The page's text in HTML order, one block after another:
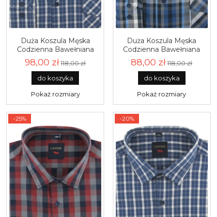
Duża Koszula Męska
Codzienna Bawełniana
Casual niebieska w kratkę
z długim rękawem Duże
rozmiary Laviino J534
98,00 zł 118,00 zł
do koszyka
Pokaż rozmiary
Duża Koszula Męska
Codzienna Bawełniana
Casual granatowa w
kratkę z długim rękawem
Duże rozmiary Laviino
J533
88,00 zł118,00 zł
do koszyka
Pokaż rozmiary
-25% -20%